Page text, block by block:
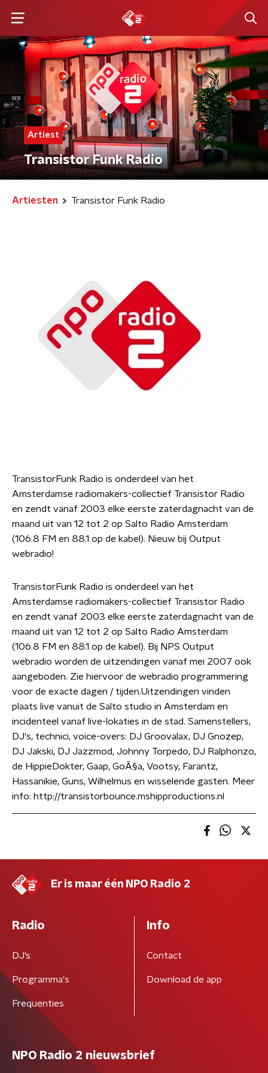
Artiest
Transistor Funk Radio
Artiesten Transistor Funk Radio
TransistorFunk Radio is onderdeel van het
Amsterdamse radiomakers-collectief Transistor Radio
en zendt vanaf 2003 elke eerste zaterdagnacht van de
maand uit van 12 tot 2 op Salto Radio Amsterdam
(106.8 FM en 88.1 op de kabel). Nieuw bij Output
webradio!
TransistorFunk Radio is onderdeel van het
Amsterdamse radiomakers-collectief Transistor Radio
en zendt vanaf 2003 elke eerste zaterdagnacht van de
maand uit van 12 tot 2 op Salto Radio Amsterdam
(106.8 FM en 88.1 op de kabel). Bij NPS Output
webradio worden de uitzendingen vanaf mei 2007 ook
aangeboden. Zie hiervoor de webradio programmering
voor de exacte dagen / tijden.Uitzendingen vinden
plaats live vanuit de Salto studio in Amsterdam en
incidenteel vanaf live-lokaties in de stad. Samenstellers,
DJ's, technici, voice-overs: DJ Groovalax, DJ Gnozep,
DJ Jakski, DJ Jazzmod, Johnny Torpedo, DJ Ralphonzo,
de HippieDokter, Gaap, GoÃ§a, Vootsy, Farantz,
Hassanikie, Guns, Wilhelmus en wisselende gasten. Meer
info: http://transistorbounce.mshipproductions.nl
Er is maar één NPO Radio 2
Radio
DJ’s
Programma's
Frequenties
Info
Contact
Download de app
NPO Radio 2 nieuwsbrief